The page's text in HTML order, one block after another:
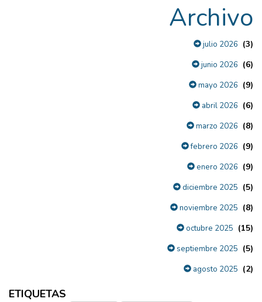
Archivo
julio 2026 (3)
junio 2026 (6)
mayo 2026 (9)
abril 2026 (6)
marzo 2026 (8)
febrero 2026 (9)
enero 2026 (9)
diciembre 2025 (5)
noviembre 2025 (8)
octubre 2025 (15)
septiembre 2025 (5)
agosto 2025 (2)
ETIQUETAS